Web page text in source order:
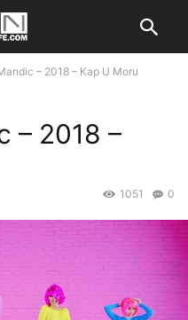
– 2018 – Kap U Moru
– 2018 –
0
1051